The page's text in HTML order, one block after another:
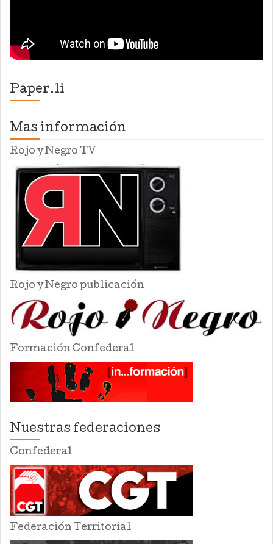
Paper.li
Mas información
Rojo y Negro TV
Rojo y Negro publicación
Formación Confederal
Nuestras federaciones
Confederal
Federación Territorial